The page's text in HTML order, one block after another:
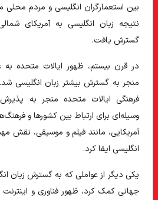
بین استعمارگران انگلیسی و مردم محلی
نتیجه زبان انگلیسی به آمریکای
گسترش یافت.
در قرن بیستم، ظهور ایالات متحده به
منجر به گسترش بیشتر زبان انگلیسی
فرهنگی ایالات متحده منجر به پذیرش
وسیله‌ای برای ارتباط بین کشورها و
آمریکایی، مانند فیلم و موسیقی، نقش
انگلیسی ایفا کرد.
یکی دیگر از عواملی که به گسترش زبان
جهانی کمک کرد، ظهور فناوری و اینترنت